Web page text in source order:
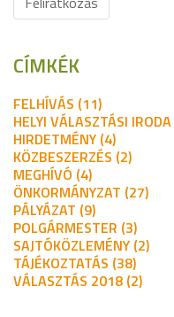
CÍMKÉK
FELHÍVÁS (11)
HELYI VÁLASZTÁSI
HIRDETMÉNY (4)
KÖZBESZERZÉS (2)
MEGHÍVÓ (4)
ÖNKORMÁNYZAT (27)
PÁLYÁZAT (9)
POLGÁRMESTER (3)
SAJTÓKÖZLEMÉNY (2)
TÁJÉKOZTATÁS (38)
VÁLASZTÁS 2018 (2)